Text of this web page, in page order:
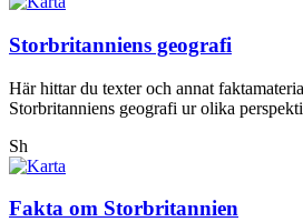
Storbritanniens geografi
Här hittar du texter och annat
Storbritanniens geografi ur olika
Sh
Fakta om Storbritannien